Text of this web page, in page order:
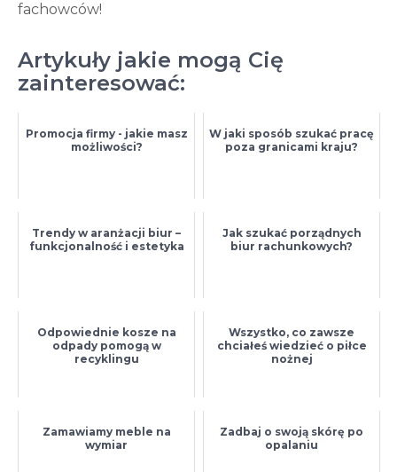
fachowców!
Artykuły jakie mogą Cię
zainteresować:
Promocja firmy - jakie masz
możliwości?
W jaki sposób szukać pracę
poza granicami kraju?
Trendy w aranżacji biur –
funkcjonalność i estetyka
Jak szukać porządnych
biur rachunkowych?
Odpowiednie kosze na
odpady pomogą w
recyklingu
Wszystko, co zawsze
chciałeś wiedzieć o piłce
nożnej
Zamawiamy meble na
wymiar
Zadbaj o swoją skórę po
opalaniu